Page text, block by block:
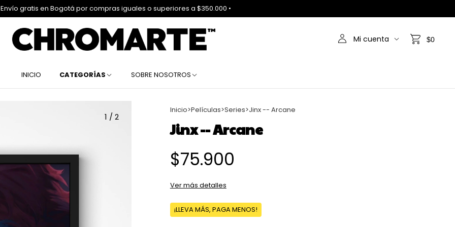
Envío gratis en Bogotá por compras iguales o superiores a $350.000 •
Mi cuenta $0
INICIO CATEGORÍAS SOBRE NOSOTROS
1 / 2
Inicio>Películas>Series>Jinx -- Arcane
Jinx -- Arcane
$75.900
Ver más detalles
¡LLEVA MÁS, PAGA MENOS!